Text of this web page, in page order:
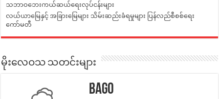
သဘာဝဘေးကယ်ဆယ်ရေးလုပ်ငန်းများ
လယ်ယာမြေနှင့် အခြားမြေများ သိမ်းဆည်းခံရမှုများ ပြန်လည်စီစစ်ရေး
ကော်မတီ
မိုးလေဝသ သတင်းများ
Bago